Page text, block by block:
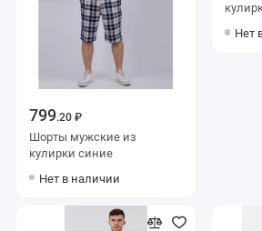
799.20 ₽
Шорты мужские из
кулирки синие
Нет в наличии
Нет